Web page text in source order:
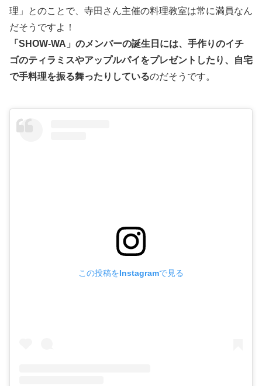
理」とのことで、寺田さん主催の料理教室は常に満員なん
だそうですよ！
「SHOW-WA」のメンバーの誕生日には、手作りのイチ
ゴのティラミスやアップルパイをプレゼントしたり、自宅
で手料理を振る舞ったりしているのだそうです。
この投稿をInstagramで見る